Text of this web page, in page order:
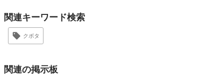
関連キーワード検索
クボタ
関連の掲示板